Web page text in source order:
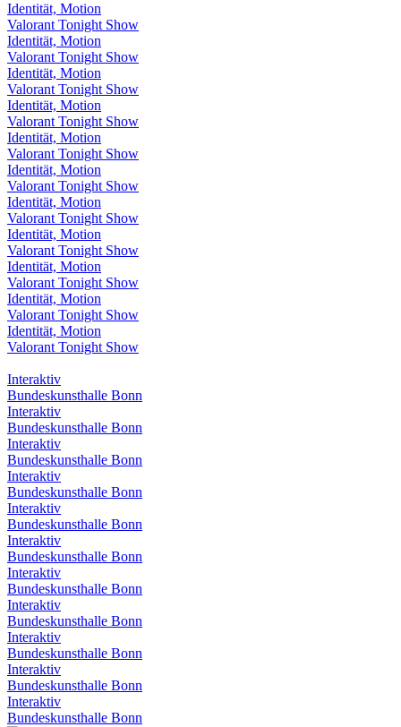
Identität, Motion
Valorant Tonight Show
Identität, Motion
Valorant Tonight Show
Identität, Motion
Valorant Tonight Show
Identität, Motion
Valorant Tonight Show
Identität, Motion
Valorant Tonight Show
Identität, Motion
Valorant Tonight Show
Identität, Motion
Valorant Tonight Show
Identität, Motion
Valorant Tonight Show
Identität, Motion
Valorant Tonight Show
Identität, Motion
Valorant Tonight Show
Identität, Motion
Valorant Tonight Show
Interaktiv
Bundeskunsthalle Bonn
Interaktiv
Bundeskunsthalle Bonn
Interaktiv
Bundeskunsthalle Bonn
Interaktiv
Bundeskunsthalle Bonn
Interaktiv
Bundeskunsthalle Bonn
Interaktiv
Bundeskunsthalle Bonn
Interaktiv
Bundeskunsthalle Bonn
Interaktiv
Bundeskunsthalle Bonn
Interaktiv
Bundeskunsthalle Bonn
Interaktiv
Bundeskunsthalle Bonn
Interaktiv
Bundeskunsthalle Bonn